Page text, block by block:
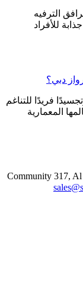
الترفيه
للأفراد
دبي؟
فريدًا للتناغم
المعمارية
Community 317,